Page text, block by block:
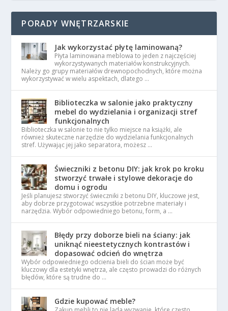
PORADY WNĘTRZARSKIE
Jak wykorzystać płytę laminowaną?
Płyta laminowana meblowa to jeden z najczęściej
wykorzystywanych materiałów konstrukcyjnych.
Należy go grupy materiałów drewnopochodnych, które można
wykorzystywać w wielu aspektach, dlatego …
Biblioteczka w salonie jako praktyczny
mebel do wydzielania i organizacji stref
funkcjonalnych
Biblioteczka w salonie to nie tylko miejsce na książki, ale
również skuteczne narzędzie do wydzielania funkcjonalnych
stref. Używając jej jako separatora, możesz …
Świeczniki z betonu DIY: jak krok po kroku
stworzyć trwałe i stylowe dekoracje do
domu i ogrodu
Jeśli planujesz stworzyć świeczniki z betonu DIY, kluczowe jest,
aby dobrze przygotować wszystkie potrzebne materiały i
narzędzia. Wybór odpowiedniego betonu, form, a …
Błędy przy doborze bieli na ściany: jak
uniknąć nieestetycznych kontrastów i
dopasować odcień do wnętrza
Wybór odpowiedniego odcienia bieli do ścian może być
kluczowy dla estetyki wnętrza, ale często prowadzi do różnych
błędów, które są trudne do …
Gdzie kupować meble?